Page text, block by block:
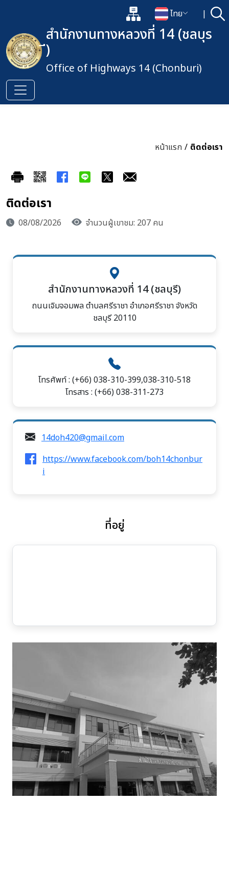
แผนผังเว็บไซต์
เปลี่ยนภาษา
ไทย | ค้
เปิดกล่องค้นหาข้อมูลหลักของเ
สำนักงานทางหลวงที่ 14 (ชลบุร
ี)
Office of Highways 14 (Chonburi)
หน้าแรก / ติดต่อเรา
ติดต่อเรา
08/08/2026 จำนวนผู้เขาชม: 207 คน
สำนักงานทางหลวงที่ 14 (ชลบุรี)
ถนนเจิมจอมพล ตำบลศรีราชา อำเภอศรีราชา จังหวัด
ชลบุรี 20110
โทรศัพท์ : (+66) 038-310-399,038-310-518
โทรสาร : (+66) 038-311-273
14doh420@gmail.com
https://www.facebook.com/boh14chonbur
i
ที่อยู่